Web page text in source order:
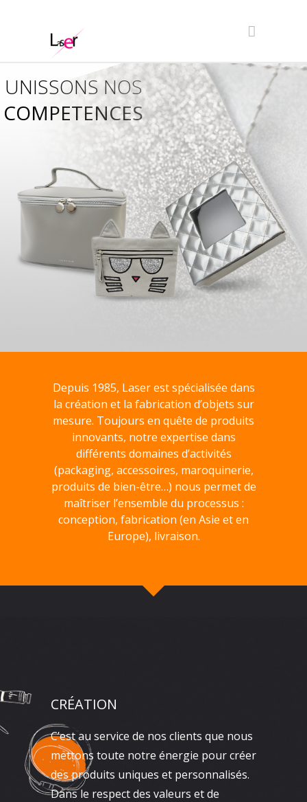
COMPETENCES
UNISSONS NOS
Depuis 1985, Laser est spécialisée dans
la création et la fabrication d’objets sur
mesure. Toujours en quête de produits
innovants, notre expertise dans
différents domaines d’activités
(packaging, accessoires, maroquinerie,
produits de bien-être…) nous permet de
maîtriser l’ensemble du processus :
conception, fabrication (en Asie et en
Europe), livraison.
CRÉATION
C’est au service de nos clients que nous
mettons toute notre énergie pour créer
des produits uniques et personnalisés.
Dans le respect des valeurs et de